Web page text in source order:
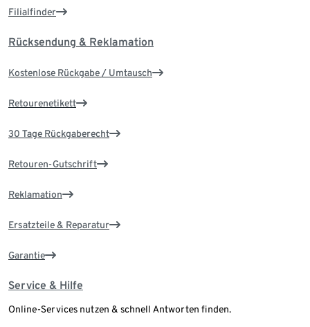
Filialfinder
Rücksendung & Reklamation
Kostenlose Rückgabe / Umtausch
Retourenetikett
30 Tage Rückgaberecht
Retouren-Gutschrift
Reklamation
Ersatzteile & Reparatur
Garantie
Service & Hilfe
Online-Services nutzen & schnell Antworten finden.